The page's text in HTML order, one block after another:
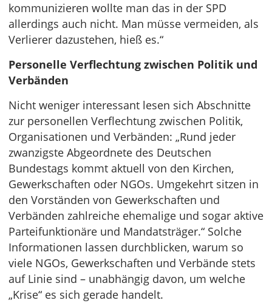
kommunizieren wollte man das in der SPD
allerdings auch nicht. Man müsse vermeiden, als
Verlierer dazustehen, hieß es.“
Personelle Verflechtung zwischen Politik und
Verbänden
Nicht weniger interessant lesen sich Abschnitte
zur personellen Verflechtung zwischen Politik,
Organisationen und Verbänden: „Rund jeder
zwanzigste Abgeordnete des Deutschen
Bundestags kommt aktuell von den Kirchen,
Gewerkschaften oder NGOs. Umgekehrt sitzen in
den Vorständen von Gewerkschaften und
Verbänden zahlreiche ehemalige und sogar aktive
Parteifunktionäre und Mandatsträger.“ Solche
Informationen lassen durchblicken, warum so
viele NGOs, Gewerkschaften und Verbände stets
auf Linie sind – unabhängig davon, um welche
„Krise“ es sich gerade handelt.